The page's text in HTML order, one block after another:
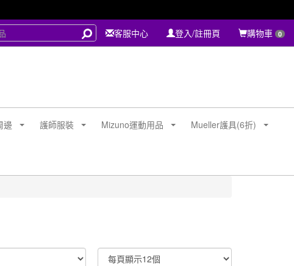
購物車
0
登入/註冊頁
客服中心
邊 護師服裝 Mizuno運動用品 Mueller護具(6折)